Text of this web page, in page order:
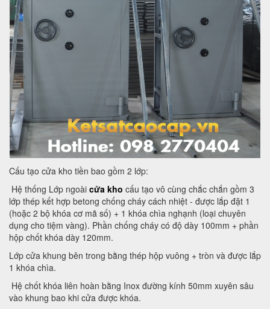
Cấu tạo cửa kho tiền bao gồm 2 lớp:
Hệ thống Lớp ngoài cửa kho cấu tạo vô cùng chắc chắn gồm 3
lớp thép kết hợp betong chống cháy cách nhiệt - được lắp đặt 1
(hoặc 2 bộ khóa cơ mã số) + 1 khóa chìa nghạnh (loại chuyên
dụng cho tiệm vàng). Phần chống cháy có độ dày 100mm + phần
hộp chốt khóa dày 120mm.
Lớp cửa khung bên trong bằng thép hộp vuông + tròn và được lắp
1 khóa chìa.
Hệ chốt khóa liên hoàn bằng Inox đường kính 50mm xuyên sâu
vào khung bao khi cửa được khóa.